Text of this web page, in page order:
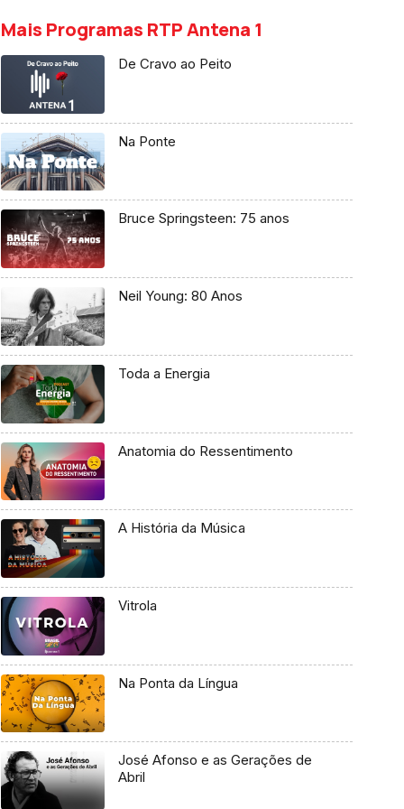
Mais Programas RTP Antena 1
De Cravo ao Peito
Na Ponte
Bruce Springsteen: 75 anos
Neil Young: 80 Anos
Toda a Energia
Anatomia do Ressentimento
A História da Música
Vitrola
Na Ponta da Língua
José Afonso e as Gerações de
Abril